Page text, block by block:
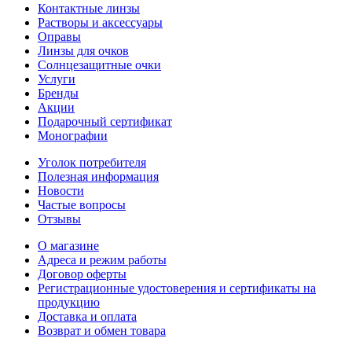
Контактные линзы
Растворы и аксессуары
Оправы
Линзы для очков
Солнцезащитные очки
Услуги
Бренды
Акции
Подарочный сертификат
Монографии
Уголок потребителя
Полезная информация
Новости
Частые вопросы
Отзывы
О магазине
Адреса и режим работы
Договор оферты
Регистрационные удостоверения и сертификаты на
продукцию
Доставка и оплата
Возврат и обмен товара